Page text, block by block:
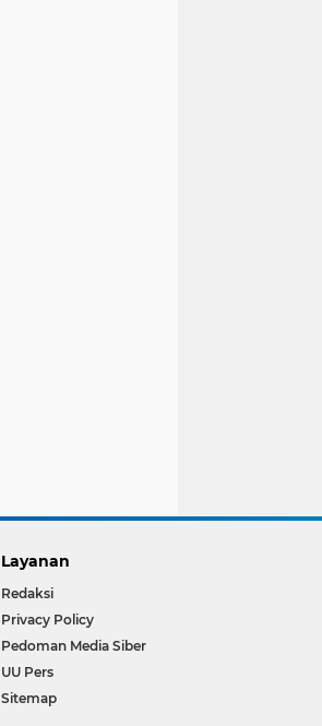
Layanan
Redaksi
Privacy Policy
Pedoman Media Siber
UU Pers
Sitemap